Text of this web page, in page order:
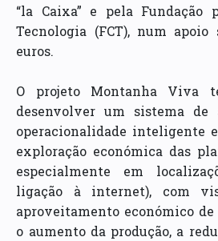
“la Caixa” e pela Fundação
Tecnologia (FCT), num
euros.
O projeto Montanha Viva
desenvolver um sistema de
operacionalidade inteligente
exploração económica das
especialmente em
ligação à internet), com
aproveitamento económico
o aumento da produção, a